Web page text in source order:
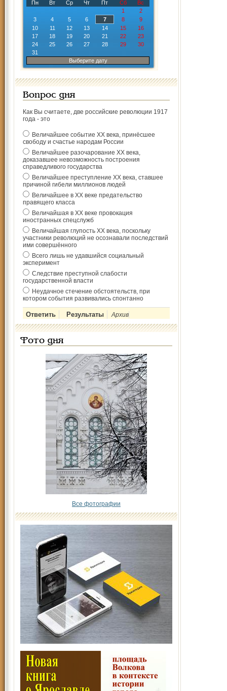
Пн
Вт Ср Чт Пт Сб
Вс
1
2
3
4 5 6 7 8
9
10
11 12 13 14 15
16
17
18 19 20 21 22
23
24
25 26 27 28 29
30
31
Выберите дату
Вопрос дня
Как Вы считаете, две российские революции 1917
года - это
Величайшее событие ХХ века, принёсшее
свободу и счастье народам России
Величайшее разочарование ХХ века,
доказавшее невозможность построения
справедливого государства
Величайшее преступление ХХ века, ставшее
причиной гибели миллионов людей
Величайшее в ХХ веке предательство
правящего класса
Величайшая в ХХ веке провокация
иностранных спецслужб
Величайшая глупость ХХ века, поскольку
участники революций не осознавали последствий
ими совершённого
Всего лишь не удавшийся социальный
эксперимент
Следствие преступной слабости
государственной власти
Неудачное стечение обстоятельств, при
котором события развивались спонтанно
Архив
Фото дня
Все фотографии